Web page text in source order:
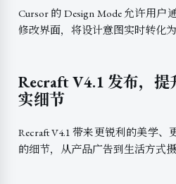
Cursor 的 Design Mode 允许用
修改界面，将设计意图实时转化为
Recraft V4.1 发布，
实细节
Recraft V4.1 带来更锐利的美学
的细节，从产品广告到生活方式摄